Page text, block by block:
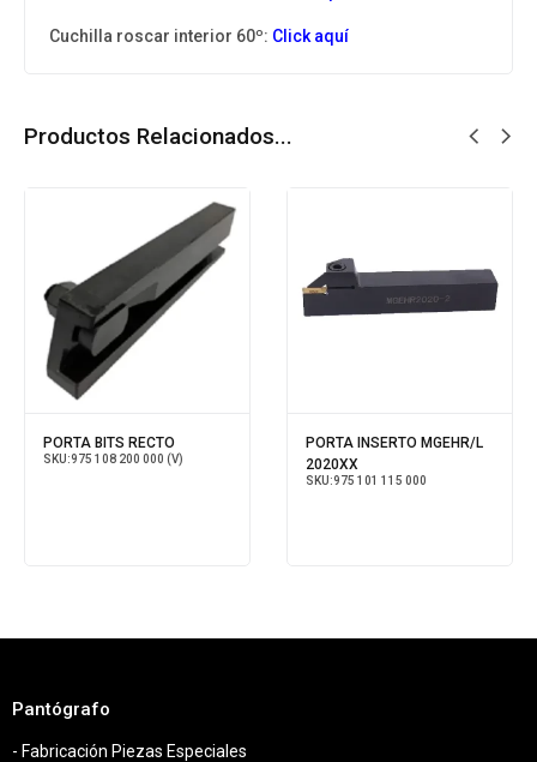
Cuchilla roscar interior 60º: Click aquí
Productos Relacionados...
PORTA BITS RECTO
SKU:975 108 200 000 (V)
PORTA INSERTO MGEHR/L
2020XX
SKU:975 101 115 000
Pantógrafo
- Fabricación Piezas Especiales